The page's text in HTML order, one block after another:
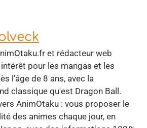
et rédacteur web
pour les mangas et les
l'âge de 8 ans, avec la
classique qu'est Dragon Ball.
AnimOtaku : vous proposer le
des animes chaque jour, en